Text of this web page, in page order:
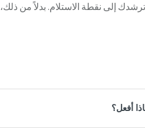
إلى نقطة الاستلام. بدلاً من ذلك،
أفعل؟